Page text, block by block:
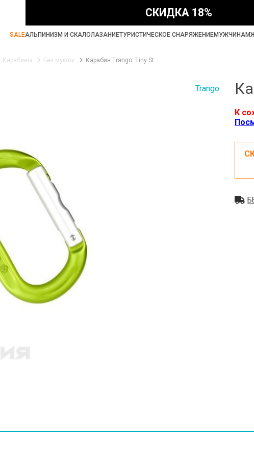
СКИДКА 18%
SALEАЛЬПИНИЗМ И СКАЛОЛАЗАНИЕТУРИСТИЧЕСКОЕ СНАРЯЖЕНИЕМУЖЧИНАМ
Карабины Без муфты Карабин Trango: Tiny St
Trango
К